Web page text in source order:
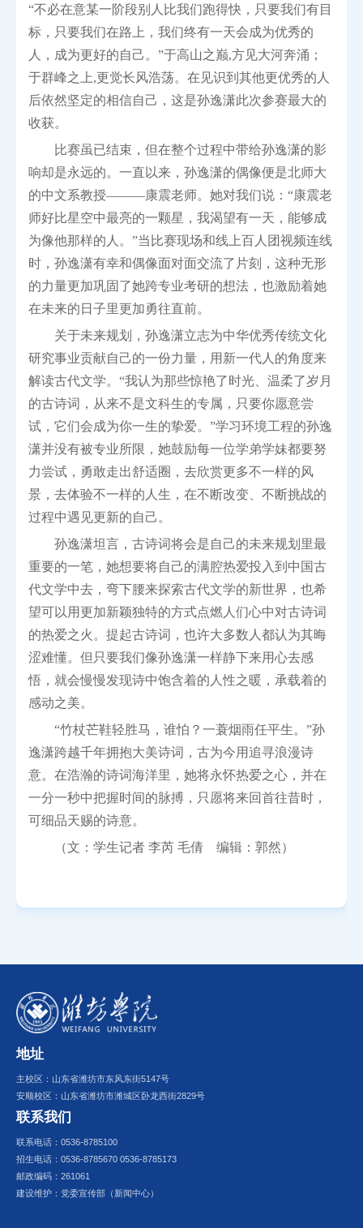
“不必在意某一阶段别人比我们跑得快，只要我们有目
标，只要我们在路上，我们终有一天会成为优秀的
人，成为更好的自己。”于高山之巅,方见大河奔涌；
于群峰之上,更觉长风浩荡。在见识到其他更优秀的人
后依然坚定的相信自己，这是孙逸潇此次参赛最大的
收获。
比赛虽已结束，但在整个过程中带给孙逸潇的影
响却是永远的。一直以来，孙逸潇的偶像便是北师大
的中文系教授———康震老师。她对我们说：“康震老
师好比星空中最亮的一颗星，我渴望有一天，能够成
为像他那样的人。”当比赛现场和线上百人团视频连线
时，孙逸潇有幸和偶像面对面交流了片刻，这种无形
的力量更加巩固了她跨专业考研的想法，也激励着她
在未来的日子里更加勇往直前。
关于未来规划，孙逸潇立志为中华优秀传统文化
研究事业贡献自己的一份力量，用新一代人的角度来
解读古代文学。“我认为那些惊艳了时光、温柔了岁月
的古诗词，从来不是文科生的专属，只要你愿意尝
试，它们会成为你一生的挚爱。”学习环境工程的孙逸
潇并没有被专业所限，她鼓励每一位学弟学妹都要努
力尝试，勇敢走出舒适圈，去欣赏更多不一样的风
景，去体验不一样的人生，在不断改变、不断挑战的
过程中遇见更新的自己。
孙逸潇坦言，古诗词将会是自己的未来规划里最
重要的一笔，她想要将自己的满腔热爱投入到中国古
代文学中去，弯下腰来探索古代文学的新世界，也希
望可以用更加新颖独特的方式点燃人们心中对古诗词
的热爱之火。提起古诗词，也许大多数人都认为其晦
涩难懂。但只要我们像孙逸潇一样静下来用心去感
悟，就会慢慢发现诗中饱含着的人性之暖，承载着的
感动之美。
“竹杖芒鞋轻胜马，谁怕？一蓑烟雨任平生。”孙
逸潇跨越千年拥抱大美诗词，古为今用追寻浪漫诗
意。在浩瀚的诗词海洋里，她将永怀热爱之心，并在
一分一秒中把握时间的脉搏，只愿将来回首往昔时，
可细品天赐的诗意。
（文：学生记者 李芮 毛倩 编辑：郭然）
地址
主校区：山东省潍坊市东风东街5147号
安顺校区：山东省潍坊市潍城区卧龙西街2829号
联系我们
联系电话：0536-8785100
招生电话：0536-8785670 0536-8785173
邮政编码：261061
建设维护：党委宣传部（新闻中心）